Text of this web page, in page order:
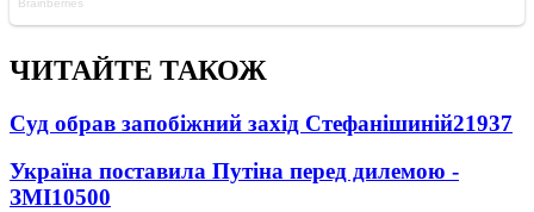
ЧИТАЙТЕ ТАКОЖ
Суд обрав запобіжний захід Стефанішиній21937
Україна поставила Путіна перед дилемою -
ЗМІ10500